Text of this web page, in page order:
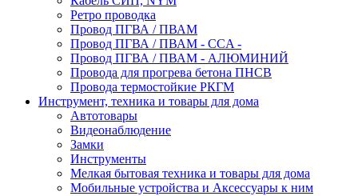
Ретро проводка
Провод ПГВА / ПВАМ
Провод ПГВА / ПВАМ - CCA -
Провод ПГВА / ПВАМ - АЛЮМИНИЙ
Провода для прогрева бетона ПНСВ
Провода термостойкие РКГМ
Инструмент, техника и товары для дома
Автотовары
Видеонаблюдение
Замки
Инструменты
Мелкая бытовая техника и товары для дома
Мобильные устройства и Аксессуары к ним